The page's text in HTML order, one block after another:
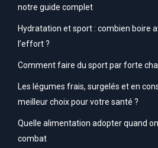
notre guide complet
Hydratation et sport : combien boire
l’effort ?
Comment faire du sport par forte
Les légumes frais, surgelés et en
meilleur choix pour votre santé ?
Quelle alimentation adopter quand
combat